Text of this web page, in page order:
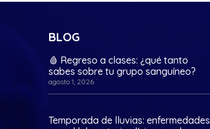
BLOG
🩸 Regreso a clases: ¿qué tanto
sabes sobre tu grupo sanguíneo?
agosto 1, 2026
Temporada de lluvias: enfermedades